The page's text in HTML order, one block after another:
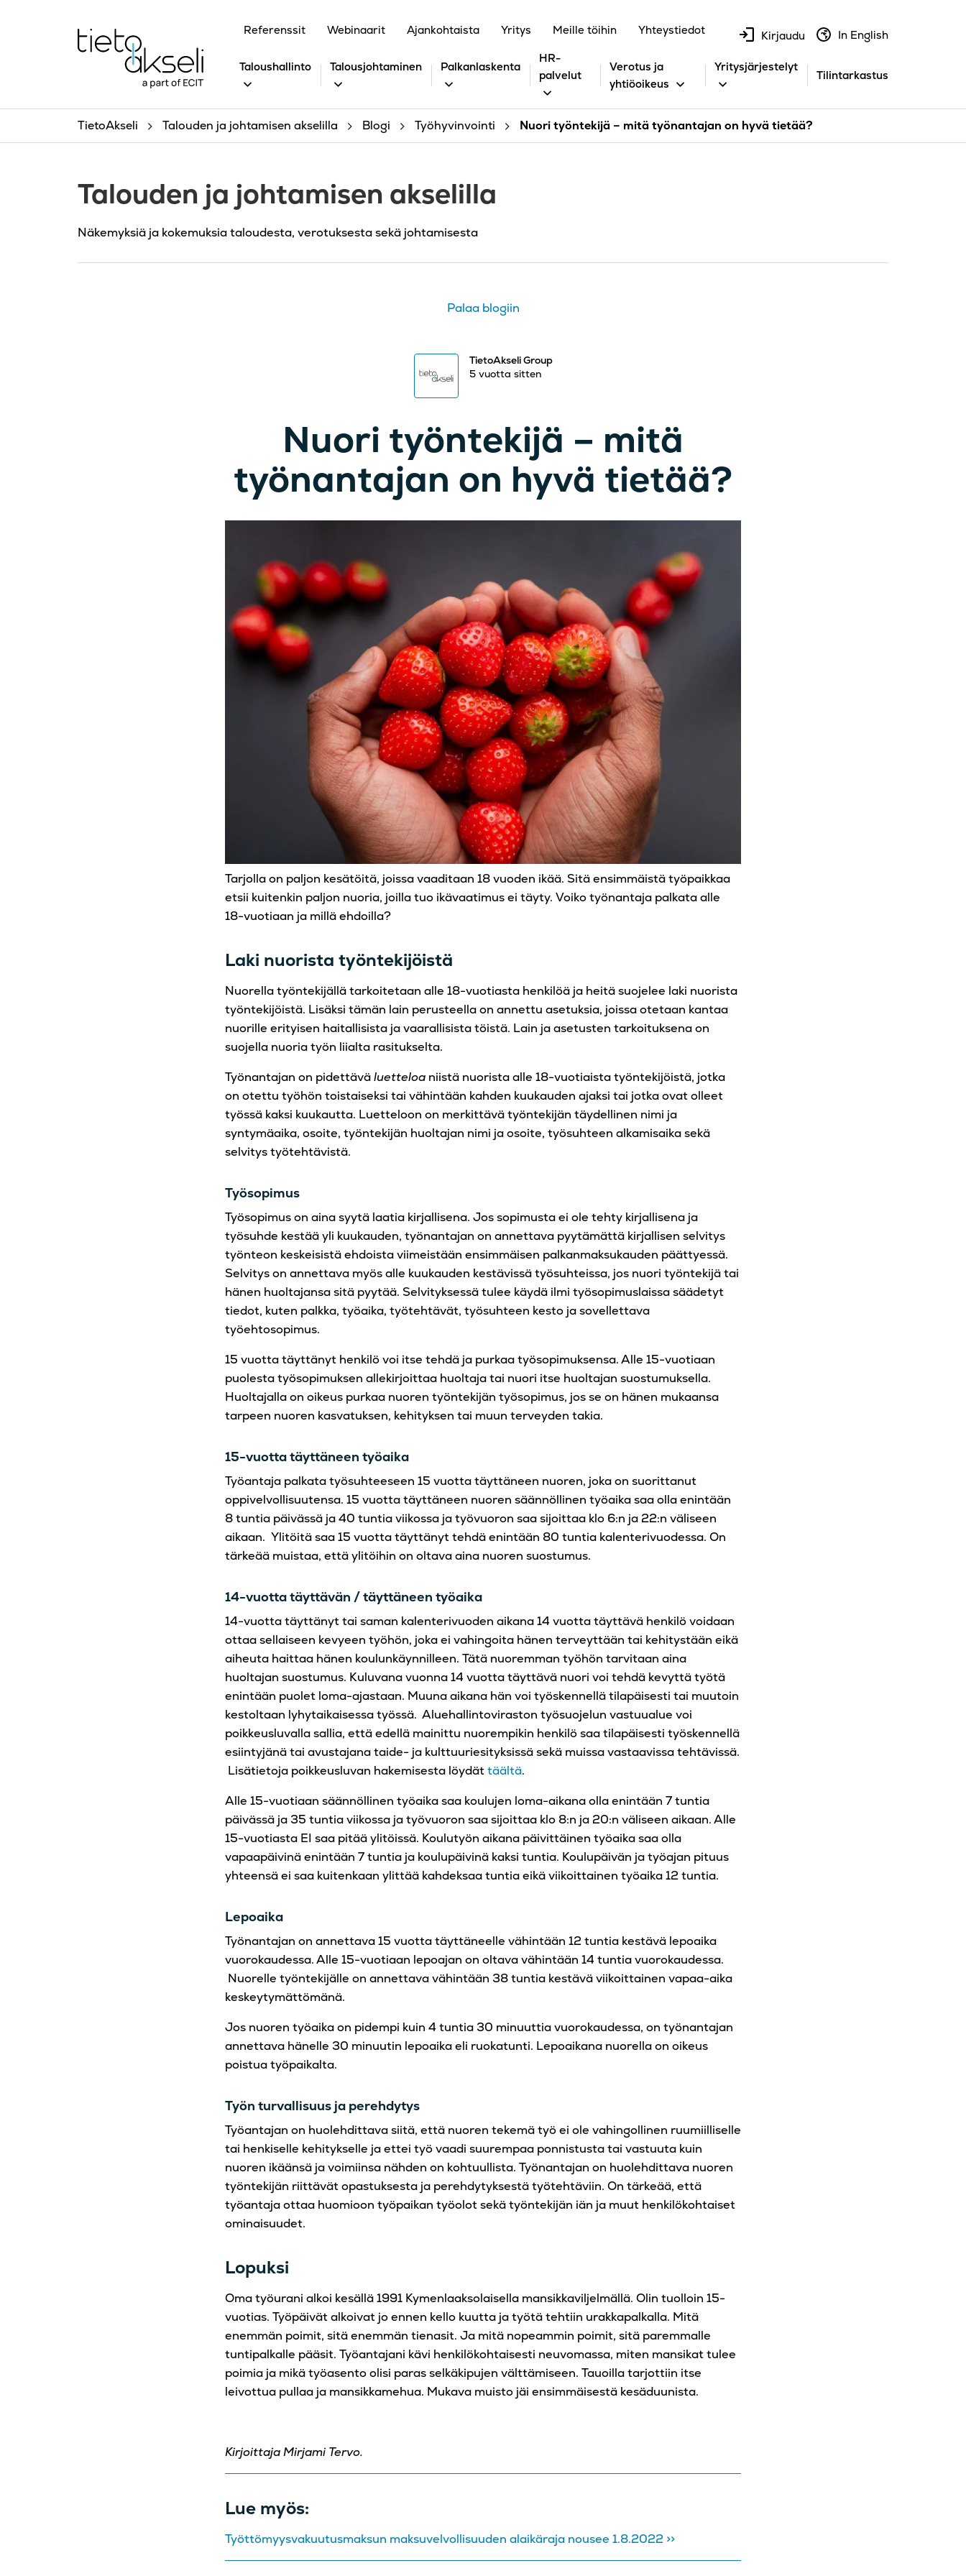
Referenssit Webinaarit Ajankohtaista Yritys Meille töihin Yhteystiedot Kirjaudu In English
Taloushallinto Talousjohtaminen Palkanlaskenta
HR-
palvelut
Verotus ja
yhtiöoikeus
Yritysjärjestelyt
Tilintarkastus
TietoAkseli Talouden ja johtamisen akselilla Blogi Työhyvinvointi Nuori työntekijä – mitä työnantajan on hyvä tietää?
Talouden ja johtamisen akselilla
Näkemyksiä ja kokemuksia taloudesta, verotuksesta sekä johtamisesta
Palaa blogiin
TietoAkseli Group
5 vuotta sitten
Nuori työntekijä – mitä
työnantajan on hyvä tietää?
Tarjolla on paljon kesätöitä, joissa vaaditaan 18 vuoden ikää. Sitä ensimmäistä työpaikkaa
etsii kuitenkin paljon nuoria, joilla tuo ikävaatimus ei täyty. Voiko työnantaja palkata alle
18-vuotiaan ja millä ehdoilla?
Laki nuorista työntekijöistä
Nuorella työntekijällä tarkoitetaan alle 18-vuotiasta henkilöä ja heitä suojelee laki nuorista
työntekijöistä. Lisäksi tämän lain perusteella on annettu asetuksia, joissa otetaan kantaa
nuorille erityisen haitallisista ja vaarallisista töistä. Lain ja asetusten tarkoituksena on
suojella nuoria työn liialta rasitukselta.
Työnantajan on pidettäväluetteloa niistä nuorista alle 18-vuotiaista työntekijöistä, jotka
on otettu työhön toistaiseksi tai vähintään kahden kuukauden ajaksi tai jotka ovat olleet
työssä kaksi kuukautta. Luetteloon on merkittävä työntekijän täydellinen nimi ja
syntymäaika, osoite, työntekijän huoltajan nimi ja osoite, työsuhteen alkamisaika sekä
selvitys työtehtävistä.
Työsopimus
Työsopimus on aina syytä laatia kirjallisena. Jos sopimusta ei ole tehty kirjallisena ja
työsuhde kestää yli kuukauden, työnantajan on annettava pyytämättä kirjallisen selvitys
työnteon keskeisistä ehdoista viimeistään ensimmäisen palkanmaksukauden päättyessä.
Selvitys on annettava myös alle kuukauden kestävissä työsuhteissa, jos nuori työntekijä tai
hänen huoltajansa sitä pyytää. Selvityksessä tulee käydä ilmi työsopimuslaissa säädetyt
tiedot, kuten palkka, työaika, työtehtävät, työsuhteen kesto ja sovellettava
työehtosopimus.
15 vuotta täyttänyt henkilö voi itse tehdä ja purkaa työsopimuksensa. Alle 15-vuotiaan
puolesta työsopimuksen allekirjoittaa huoltaja tai nuori itse huoltajan suostumuksella.
Huoltajalla on oikeus purkaa nuoren työntekijän työsopimus, jos se on hänen mukaansa
tarpeen nuoren kasvatuksen, kehityksen tai muun terveyden takia.
15-vuotta täyttäneen työaika
Työantaja palkata työsuhteeseen 15 vuotta täyttäneen nuoren, joka on suorittanut
oppivelvollisuutensa. 15 vuotta täyttäneen nuoren säännöllinen työaika saa olla enintään
8 tuntia päivässä ja 40 tuntia viikossa ja työvuoron saa sijoittaa klo 6:n ja 22:n väliseen
aikaan. Ylitöitä saa 15 vuotta täyttänyt tehdä enintään 80 tuntia kalenterivuodessa. On
tärkeää muistaa, että ylitöihin on oltava aina nuoren suostumus.
14-vuotta täyttävän / täyttäneen työaika
14-vuotta täyttänyt tai saman kalenterivuoden aikana 14 vuotta täyttävä henkilö voidaan
ottaa sellaiseen kevyeen työhön, joka ei vahingoita hänen terveyttään tai kehitystään eikä
aiheuta haittaa hänen koulunkäynnilleen. Tätä nuoremman työhön tarvitaan aina
huoltajan suostumus. Kuluvana vuonna 14 vuotta täyttävä nuori voi tehdä kevyttä työtä
enintään puolet loma-ajastaan. Muuna aikana hän voi työskennellä tilapäisesti tai muutoin
kestoltaan lyhytaikaisessa työssä. Aluehallintoviraston työsuojelun vastuualue voi
poikkeusluvalla sallia, että edellä mainittu nuorempikin henkilö saa tilapäisesti työskennellä
esiintyjänä tai avustajana taide- ja kulttuuriesityksissä sekä muissa vastaavissa tehtävissä.
Lisätietoja poikkeusluvan hakemisesta löydättäältä.
Alle 15-vuotiaan säännöllinen työaika saa koulujen loma-aikana olla enintään 7 tuntia
päivässä ja 35 tuntia viikossa ja työvuoron saa sijoittaa klo 8:n ja 20:n väliseen aikaan. Alle
15-vuotiasta EI saa pitää ylitöissä. Koulutyön aikana päivittäinen työaika saa olla
vapaapäivinä enintään 7 tuntia ja koulupäivinä kaksi tuntia. Koulupäivän ja työajan pituus
yhteensä ei saa kuitenkaan ylittää kahdeksaa tuntia eikä viikoittainen työaika 12 tuntia.
Lepoaika
Työnantajan on annettava 15 vuotta täyttäneelle vähintään 12 tuntia kestävä lepoaika
vuorokaudessa. Alle 15-vuotiaan lepoajan on oltava vähintään 14 tuntia vuorokaudessa.
Nuorelle työntekijälle on annettava vähintään 38 tuntia kestävä viikoittainen vapaa-aika
keskeytymättömänä.
Jos nuoren työaika on pidempi kuin 4 tuntia 30 minuuttia vuorokaudessa, on työnantajan
annettava hänelle 30 minuutin lepoaika eli ruokatunti. Lepoaikana nuorella on oikeus
poistua työpaikalta.
Työn turvallisuus ja perehdytys
Työantajan on huolehdittava siitä, että nuoren tekemä työ ei ole vahingollinen ruumiilliselle
tai henkiselle kehitykselle ja ettei työ vaadi suurempaa ponnistusta tai vastuuta kuin
nuoren ikäänsä ja voimiinsa nähden on kohtuullista. Työnantajan on huolehdittava nuoren
työntekijän riittävät opastuksesta ja perehdytyksestä työtehtäviin. On tärkeää, että
työantaja ottaa huomioon työpaikan työolot sekä työntekijän iän ja muut henkilökohtaiset
ominaisuudet.
Lopuksi
Oma työurani alkoi kesällä 1991 Kymenlaaksolaisella mansikkaviljelmällä. Olin tuolloin 15-
vuotias. Työpäivät alkoivat jo ennen kello kuutta ja työtä tehtiin urakkapalkalla. Mitä
enemmän poimit, sitä enemmän tienasit. Ja mitä nopeammin poimit, sitä paremmalle
tuntipalkalle pääsit. Työantajani kävi henkilökohtaisesti neuvomassa, miten mansikat tulee
poimia ja mikä työasento olisi paras selkäkipujen välttämiseen. Tauoilla tarjottiin itse
leivottua pullaa ja mansikkamehua. Mukava muisto jäi ensimmäisestä kesäduunista.
Kirjoittaja Mirjami Tervo.
Lue myös:
Työttömyysvakuutusmaksun maksuvelvollisuuden alaikäraja nousee 1.8.2022 >>